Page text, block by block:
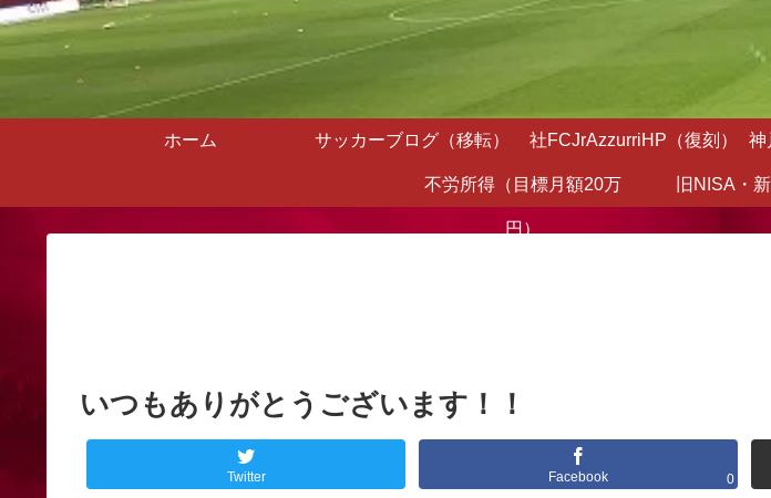
ホーム サッカーブログ（移転） 社FCJrAzzurriHP（復刻） 神
不労所得（目標月額20万
円）
旧NISA・
いつもありがとうございます！！
Twitter Facebook 0